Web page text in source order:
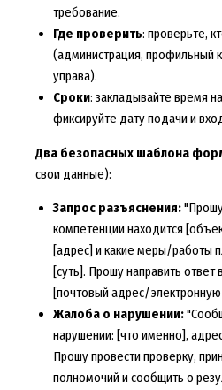
требование.
Где проверить: проверьте,
(администрация, профильный
управа).
Сроки: закладывайте время
фиксируйте дату подачи и
Два безопасных шаблона
свои данные):
Запрос разъяснения:"Прошу
компетенции находится
[адрес] и какие меры/работы
[суть]. Прошу направить
[почтовый адрес/электронную
Жалоба о нарушении:
нарушении: [что именно],
Прошу провести проверку,
полномочий и сообщить о